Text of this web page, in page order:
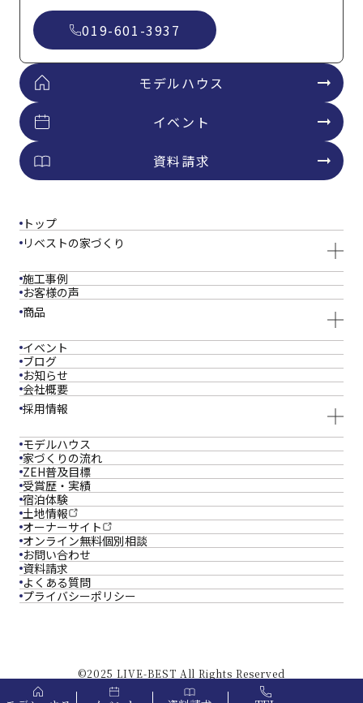
019-601-3937
モデルハウス
イベント
資料請求
トップ
リベストの家づくり
施工事例
お客様の声
商品
イベント
ブログ
お知らせ
会社概要
採用情報
モデルハウス
家づくりの流れ
ZEH普及目標
受賞歴・実績
宿泊体験
土地情報
オーナーサイト
オンライン無料個別相談
お問い合わせ
資料請求
よくある質問
プライバシーポリシー
©2025 LIVE-BEST All Rights Reserved